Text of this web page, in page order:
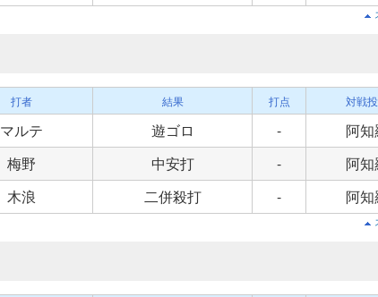
打者 結果 打点 対戦
マルテ 遊ゴロ -
阿知
梅野 中安打 -
阿知
木浪 二併殺打 - 阿知